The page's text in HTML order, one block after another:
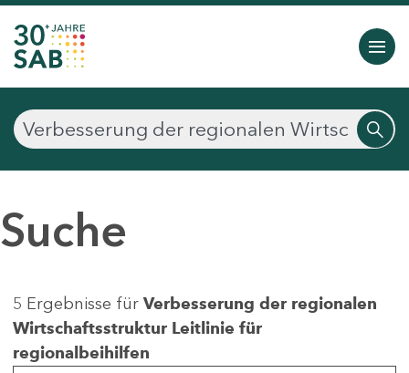
Suche
5 Ergebnisse für Verbesserung der regionalen
Wirtschaftsstruktur Leitlinie für
regionalbeihilfen